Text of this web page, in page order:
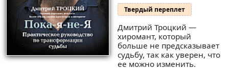
Твердый переплет
Дмитрий Троцкий —
хиромант, который
больше не предсказывает
судьбу, так как уверен, что
ее можно изменить.